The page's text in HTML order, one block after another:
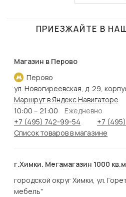
ПРИЕЗЖАЙТЕ В
Магазин в Перово
Перово
ул. Новогиреевская, д. 29,
Маршрут в Яндекс Навигаторе
10:00 – 21:00
Ежедневно
+7 (495) 742-99-54
+7
Список товаров в магазине
г.Химки. Мегамагазин 1000
городской округ Химки, ул.
мебель"